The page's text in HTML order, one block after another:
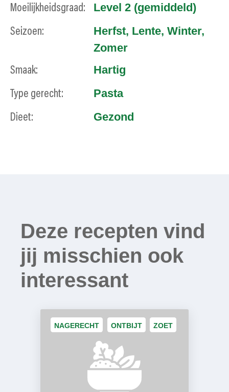
Moeilijkheidsgraad: Level 2 (gemiddeld)
Seizoen: Herfst, Lente, Winter,
Zomer
Smaak: Hartig
Type gerecht: Pasta
Dieet: Gezond
Deze recepten vind
jij misschien ook
interessant
NAGERECHT ONTBIJT ZOET